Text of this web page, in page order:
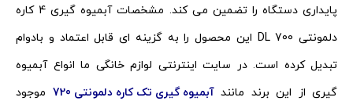
پایداری دستگاه را تضمین می کند. مشخصات آبمیوه گیری 4 کاره
دلمونتی DL 700 این محصول را به گزینه ای قابل اعتماد و بادوام
تبدیل کرده است. در سایت اینترنتی لوازم خانگی ما انواع آبمیوه
گیری از این برند مانندآبمیوه گیری تک کاره دلمونتی 720
موجود